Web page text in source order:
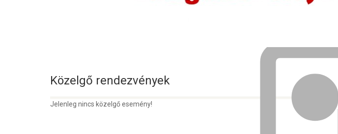
Közelgő rendezvények
Jelenleg nincs közelgő esemény!